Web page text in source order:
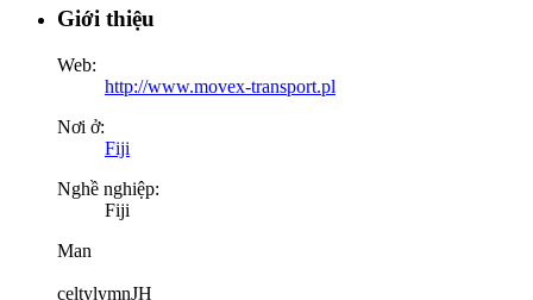
Giới thiệu
Web:
http://www.movex-transport.pl
Nơi ở:
Fiji
Nghề nghiệp:
Fiji
Man
celtylymnJH